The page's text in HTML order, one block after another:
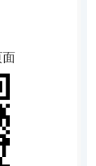
面